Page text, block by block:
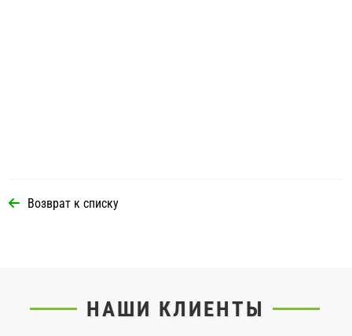
Возврат к списку
НАШИ КЛИЕНТЫ